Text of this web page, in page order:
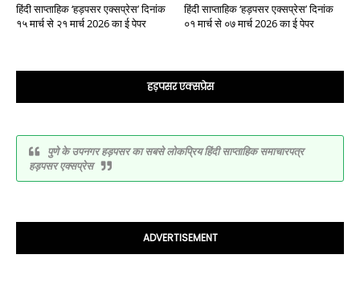
हिंदी साप्ताहिक ‘हड़पसर एक्सप्रेस’ दिनांक
१५ मार्च से २१ मार्च 2026 का ई पेपर
हिंदी साप्ताहिक ‘हड़पसर एक्सप्रेस’ दिनांक
०१ मार्च से ०७ मार्च 2026 का ई पेपर
हड़पसर एक्सप्रेस
पुणे के उपनगर हड़पसर का सबसे लोकप्रिय हिंदी साप्ताहिक समाचारपत्र
हड़पसर एक्सप्रेस
ADVERTISEMENT